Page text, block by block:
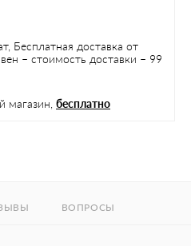
Бесплатная доставка от
– стоимость доставки – 99
магазин, бесплатно
ВОПРОСЫ